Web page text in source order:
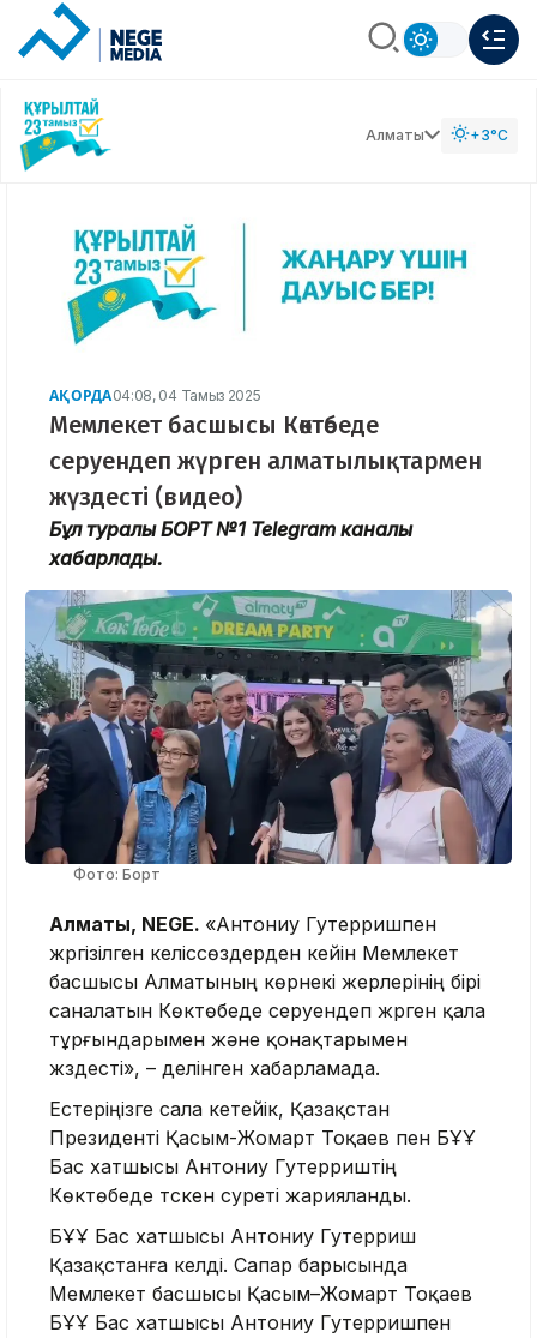
Алматы +3°C
АҚОРДА04:08, 04 Тамыз 2025
Мемлекет басшысы Көктөбеде
серуендеп жүрген алматылықтармен
жүздесті (видео)
Бұл туралы БОРТ №1 Telegram каналы
хабарлады.
Фото: Борт
Алматы, NEGE. «Антониу Гутерришпен
жүргізілген келіссөздерден кейін Мемлекет
басшысы Алматының көрнекі жерлерінің бірі
саналатын Көктөбеде серуендеп жүрген қала
тұрғындарымен және қонақтарымен
жүздесті», – делінген хабарламада.
Естеріңізге сала кетейік, Қазақстан
Президенті Қасым-Жомарт Тоқаев пен БҰҰ
Бас хатшысы Антониу Гутерриштің
Көктөбеде түскен суреті жарияланды.
БҰҰ Бас хатшысы Антониу Гутерриш
Қазақстанға келді. Сапар барысында
Мемлекет басшысы Қасым–Жомарт Тоқаев
БҰҰ Бас хатшысы Антониу Гутерришпен